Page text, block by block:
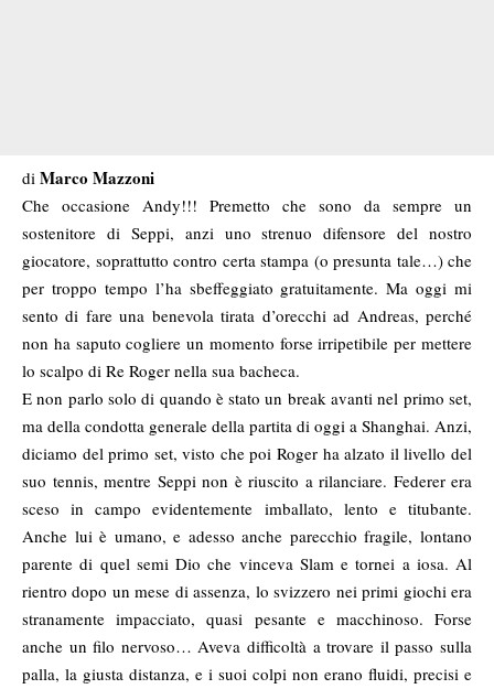
di Marco Mazzoni
Che occasione Andy!!! Premetto che sono da sempre un
sostenitore di Seppi, anzi uno strenuo difensore del nostro
giocatore, soprattutto contro certa stampa (o presunta tale…) che
per troppo tempo l’ha sbeffeggiato gratuitamente. Ma oggi mi
sento di fare una benevola tirata d’orecchi ad Andreas, perché
non ha saputo cogliere un momento forse irripetibile per mettere
lo scalpo di Re Roger nella sua bacheca.
E non parlo solo di quando è stato un break avanti nel primo set,
ma della condotta generale della partita di oggi a Shanghai. Anzi,
diciamo del primo set, visto che poi Roger ha alzato il livello del
suo tennis, mentre Seppi non è riuscito a rilanciare. Federer era
sceso in campo evidentemente imballato, lento e titubante.
Anche lui è umano, e adesso anche parecchio fragile, lontano
parente di quel semi Dio che vinceva Slam e tornei a iosa. Al
rientro dopo un mese di assenza, lo svizzero nei primi giochi era
stranamente impacciato, quasi pesante e macchinoso. Forse
anche un filo nervoso… Aveva difficoltà a trovare il passo sulla
palla, la giusta distanza, e i suoi colpi non erano fluidi, precisi e